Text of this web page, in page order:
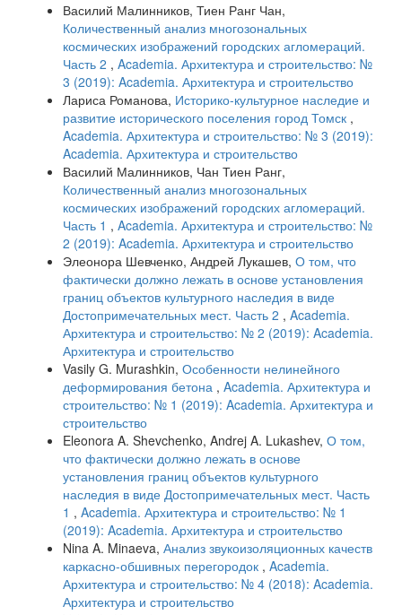
Василий Малинников, Тиен Ранг Чан,
Количественный анализ многозональных
космических изображений городских агломераций.
Часть 2 , Academia. Архитектура и строительство: №
3 (2019): Academia. Архитектура и строительство
Лариса Романова, Историко-культурное наследие и
развитие исторического поселения город Томск ,
Academia. Архитектура и строительство: № 3 (2019):
Academia. Архитектура и строительство
Василий Малинников, Чан Тиен Ранг,
Количественный анализ многозональных
космических изображений городских агломераций.
Часть 1 , Academia. Архитектура и строительство: №
2 (2019): Academia. Архитектура и строительство
Элеонора Шевченко, Андрей Лукашев, О том, что
фактически должно лежать в основе установления
границ объектов культурного наследия в виде
Достопримечательных мест. Часть 2 , Academia.
Архитектура и строительство: № 2 (2019): Academia.
Архитектура и строительство
Vasily G. Murashkin, Особенности нелинейного
деформирования бетона , Academia. Архитектура и
строительство: № 1 (2019): Academia. Архитектура и
строительство
Eleonora A. Shevchenko, Andrej A. Lukashev, О том,
что фактически должно лежать в основе
установления границ объектов культурного
наследия в виде Достопримечательных мест. Часть
1 , Academia. Архитектура и строительство: № 1
(2019): Academia. Архитектура и строительство
Nina A. Minaeva, Анализ звукоизоляционных качеств
каркасно-обшивных перегородок , Academia.
Архитектура и строительство: № 4 (2018): Academia.
Архитектура и строительство